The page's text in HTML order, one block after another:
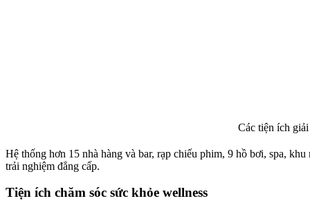
Các tiện ích
Hệ thống hơn 15 nhà hàng và bar, rạp chiếu phim, 9 hồ bơi, spa,
trải nghiệm đẳng cấp.
Tiện ích chăm sóc sức khỏe wellness